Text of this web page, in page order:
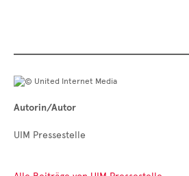
Autorin/Autor
UIM Pressestelle